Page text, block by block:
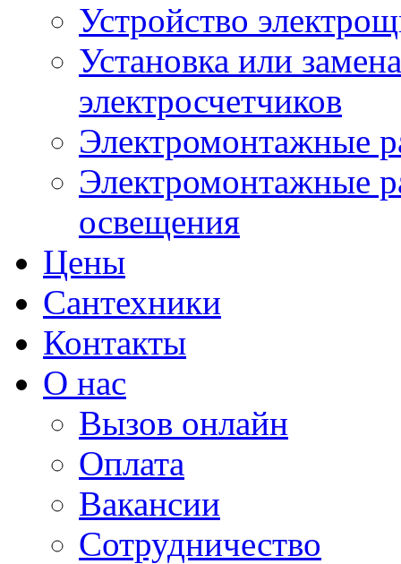
Устройство
Установка или
электросчетчиков
Электромонтажные
Электромонтажные
освещения
Цены
Cантехники
Контакты
О нас
Вызов онлайн
Оплата
Вакансии
Сотрудничество